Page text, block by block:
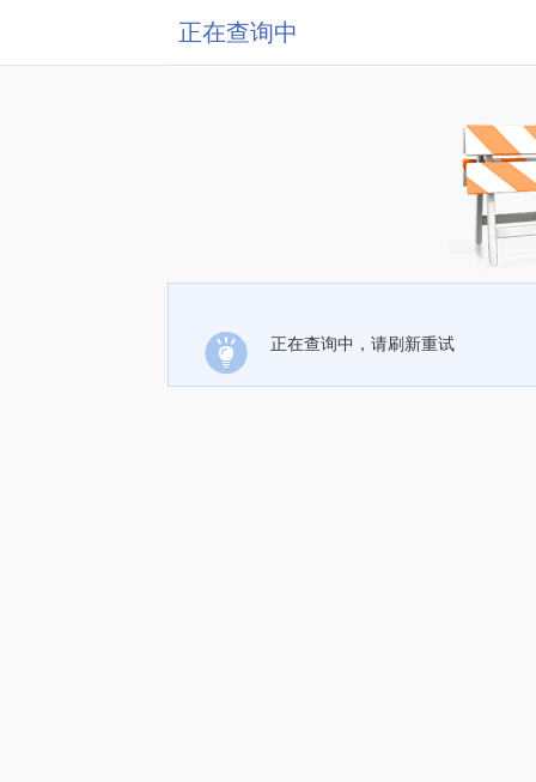
正在查询中
正在查询中，请刷新重试